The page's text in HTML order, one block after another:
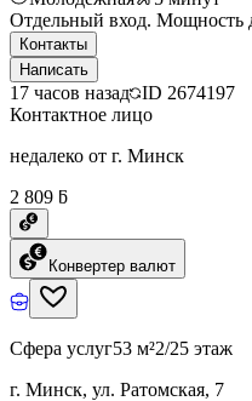
Отдельный вход. Мощность
Контакты
Написать
17 часов назад ID 2674197
Контактное лицо
недалеко от г. Минск
2 809 ƃ
Конвертер валют
Сфера услуг53 м²2/25 этаж
г. Минск, ул. Ратомская, 7